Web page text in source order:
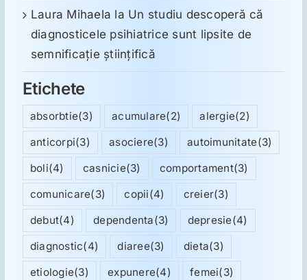
Laura Mihaela la Un studiu descoperă că
diagnosticele psihiatrice sunt lipsite de
semnificație științifică
Etichete
absorbtie(3) acumulare(2) alergie(2)
anticorpi(3) asociere(3) autoimunitate(3)
boli(4) casnicie(3) comportament(3)
comunicare(3) copii(4) creier(3)
debut(4) dependenta(3) depresie(4)
diagnostic(4) diaree(3) dieta(3)
etiologie(3) expunere(4) femei(3)